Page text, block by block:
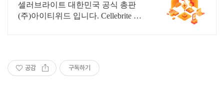
셀러브라이트 대한민국 공식 총판
(주)아이티위드 입니다. Cellebrite 제
공감 구독하기